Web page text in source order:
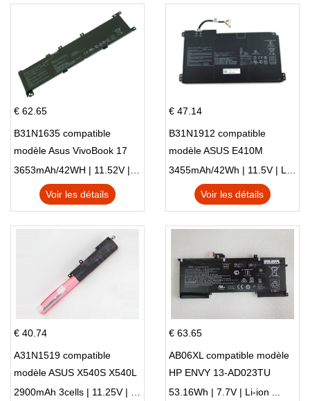
€ 62.65
B31N1635 compatible
modèle Asus VivoBook 17
X705NC X705UA X705UV
X705UN X705UD
3653mAh/42WH | 11.52V | Li-ion ...
Voir les détails
€ 47.14
B31N1912 compatible
modèle ASUS E410M
E410MA L410MA
3455mAh/42Wh | 11.5V | Li-ion ...
Voir les détails
€ 40.74
A31N1519 compatible
modèle ASUS X540S X540L
X540LA-SI302 X540SA
2900mAh 3cells | 11.25V | Li-ion ...
€ 63.65
AB06XL compatible modèle
HP ENVY 13-AD023TU
HSTNN-DB8C 921438-855
53.16Wh | 7.7V | Li-ion ...